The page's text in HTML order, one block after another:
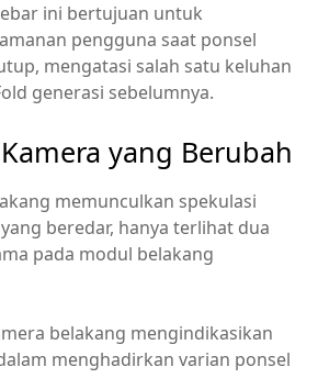
ini bertujuan untuk
pengguna saat ponsel
mengatasi salah satu keluhan
generasi sebelumnya.
yang Berubah
memunculkan spekulasi
beredar, hanya terlihat dua
pada modul belakang
belakang mengindikasikan
menghadirkan varian ponsel